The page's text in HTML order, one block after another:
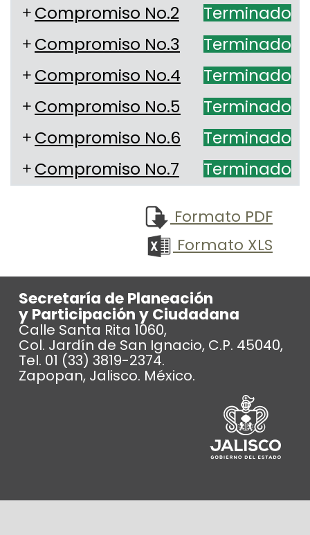
Compromiso No.2
Terminado
Compromiso No.3
Terminado
Compromiso No.4
Terminado
Compromiso No.5
Terminado
Compromiso No.6
Terminado
Compromiso No.7
Terminado
Formato PDF
Formato XLS
Secretaría de Planeación
y Participación y Ciudadana
Calle Santa Rita 1060,
Col. Jardín de San Ignacio, C.P. 45040,
Tel. 01 (33) 3819-2374.
Zapopan, Jalisco. México.